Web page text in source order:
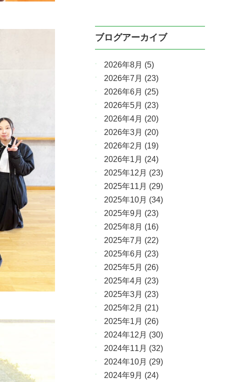
ブログアーカイブ
2026年8月 (5)
2026年7月 (23)
2026年6月 (25)
2026年5月 (23)
2026年4月 (20)
2026年3月 (20)
2026年2月 (19)
2026年1月 (24)
2025年12月 (23)
2025年11月 (29)
2025年10月 (34)
2025年9月 (23)
2025年8月 (16)
2025年7月 (22)
2025年6月 (23)
2025年5月 (26)
2025年4月 (23)
2025年3月 (23)
2025年2月 (21)
2025年1月 (26)
2024年12月 (30)
2024年11月 (32)
2024年10月 (29)
2024年9月 (24)